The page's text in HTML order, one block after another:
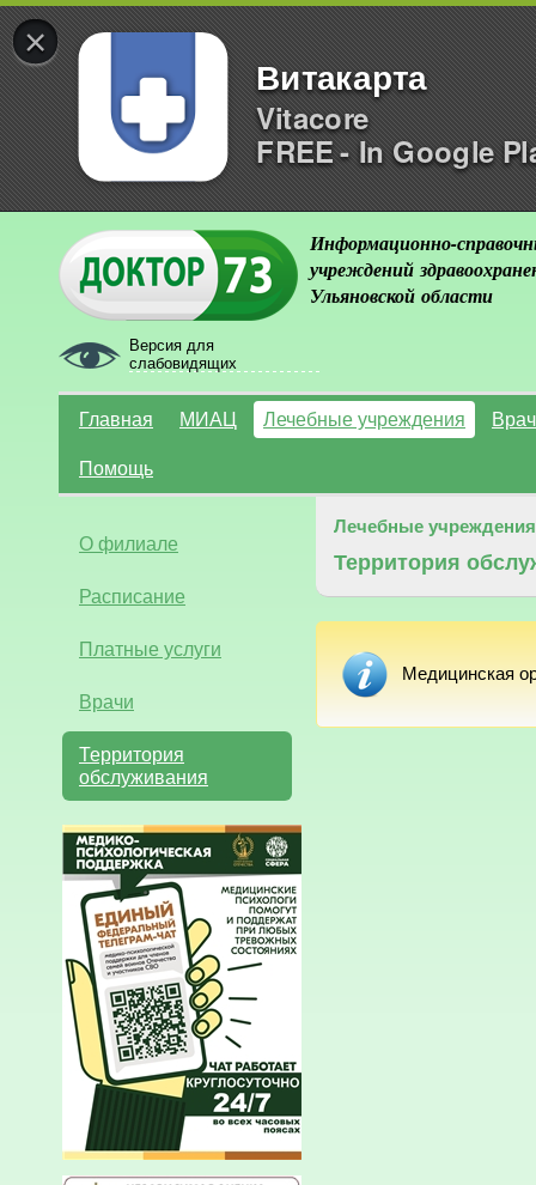
×
Витакарта
Vitacore
FREE - In Google
Версия для
слабовидящих
Информационно-
учреждений
Ульяновской области
Главная МИАЦ Лечебные учреждения
Помощь
О филиале
Расписание
Платные услуги
Врачи
Территория
обслуживания
Лечебные учреждения
Территория
Медицинская